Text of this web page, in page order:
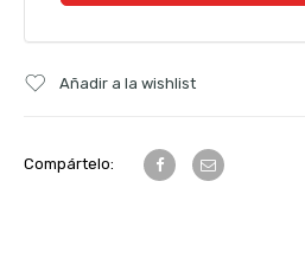
Añadir a la wishlist
Compártelo: